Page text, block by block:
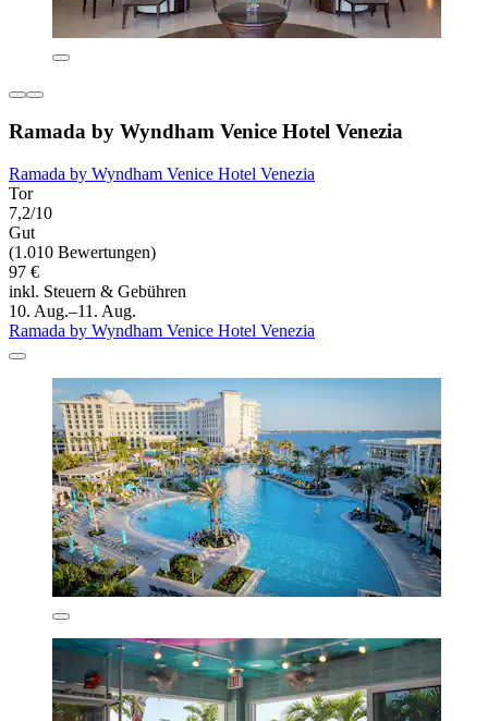
Ramada by Wyndham Venice Hotel Venezia
Ramada by Wyndham Venice Hotel Venezia
Tor
7,2/10
Gut
(1.010 Bewertungen)
97 €
inkl. Steuern & Gebühren
10. Aug.–11. Aug.
Ramada by Wyndham Venice Hotel Venezia